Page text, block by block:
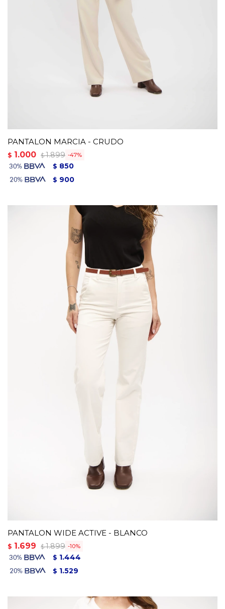
PANTALON MARCIA - CRUDO
$ 1.000 $ 1.899 47
$ 850
$ 900
PANTALON WIDE ACTIVE - BLANCO
$ 1.699 $ 1.899 10
$ 1.444
$ 1.529